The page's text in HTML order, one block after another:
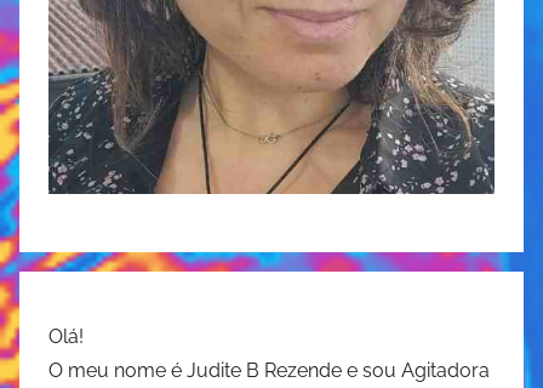
Olá!
O meu nome é Judite B Rezende e sou Agitadora